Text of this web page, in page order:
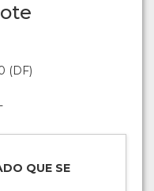
(DF)
QUE SE